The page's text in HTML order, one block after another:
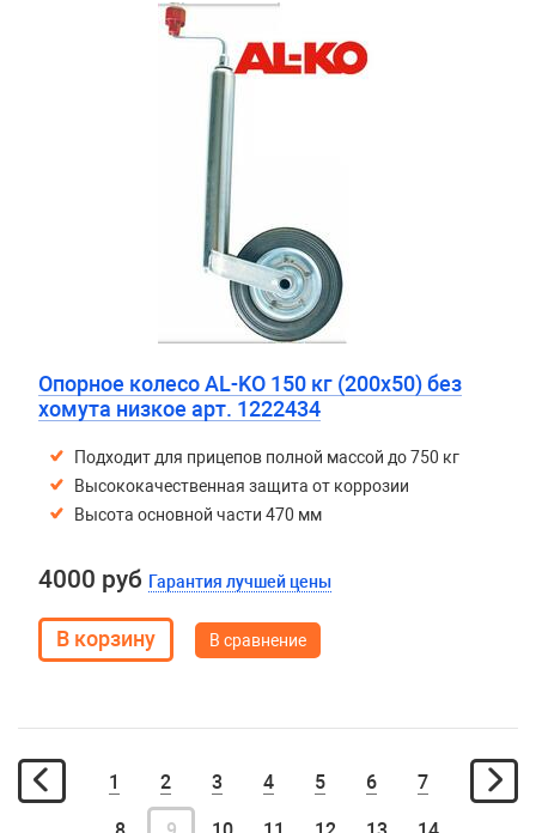
Опорное колесо AL-KO 150 кг (200х50) без
хомута низкое арт. 1222434
Подходит для прицепов полной массой до 750 кг
Высококачественная защита от коррозии
Высота основной части 470 мм
4000 руб Гарантия лучшей цены
В сравнение
1 2 3 4 5 6 7